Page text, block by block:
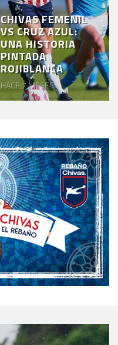
CHIVAS FEMENIL
VS CRUZ AZUL:
UNA HISTORIA
PINTADA
ROJIBLANCA
HACE 7 MESES